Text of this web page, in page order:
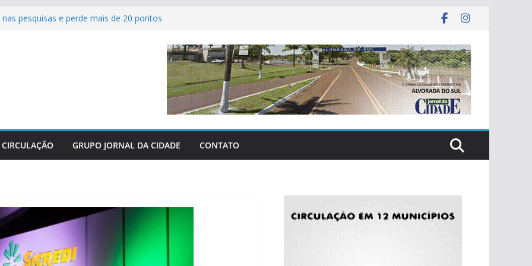
pesquisas e perde mais de 20 pontos
agrícolas revolucionam atendimento aos
Oeste
perderam as últimas três grandes guerras
Federação e reafirma apoio total
CIRCULAÇÃO GRUPO JORNAL DA CIDADE CONTATO